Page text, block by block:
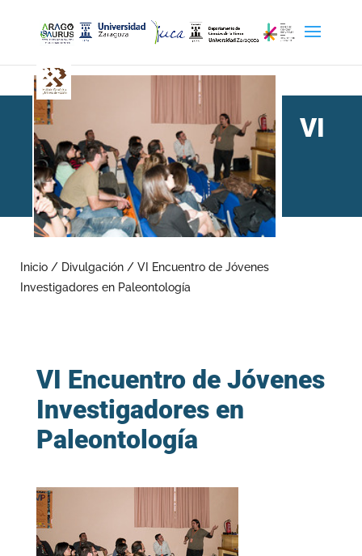
VI
Investigadores en
Paleontología
Inicio / Divulgación / VI Encuentro de Jóvenes
Investigadores en Paleontología
VI Encuentro de Jóvenes
Investigadores en
Paleontología